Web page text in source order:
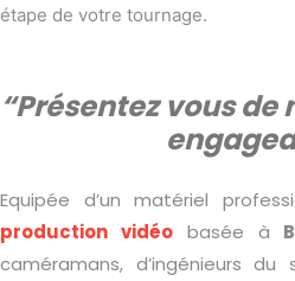
étape de votre tournage.
“Présentez vous
Equipée d’un matériel
production vidéobasée à
caméramans, d’ingénieurs du